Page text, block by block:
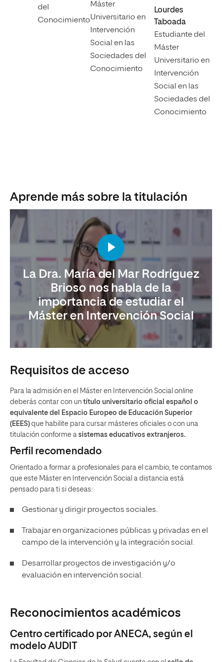
del
Conocimiento
Máster
Universitario en
Intervención
Social en las
Sociedades del
Conocimiento
Lourdes
Taboada
Estudiante del
Máster
Universitario en
Intervención
Social en las
Sociedades del
Conocimiento
Aprende más sobre la titulación
La Dra. María del Mar Rodríguez
Brioso nos habla de la
importancia de estudiar el
Máster en Intervención Social
Requisitos de acceso
Para la admisión en el Máster en Intervención Social online
deberás contar con un título universitario oficial español o
equivalente del Espacio Europeo de Educación Superior
(EEES) que habilite para cursar másteres oficiales o con una
titulación conforme a sistemas educativos extranjeros.
Perfil recomendado
Orientado a formar a profesionales para el cambio, te contamos
que este Máster en Intervención Social a distancia está
pensado para ti si deseas:
Gestionar y dirigir proyectos sociales.
Trabajar en organizaciones públicas y privadas en el
campo de la intervención y la integración social.
Desarrollar proyectos de investigación y/o
evaluación en intervención social.
Reconocimientos académicos
Centro certificado por ANECA, según el
modelo AUDIT